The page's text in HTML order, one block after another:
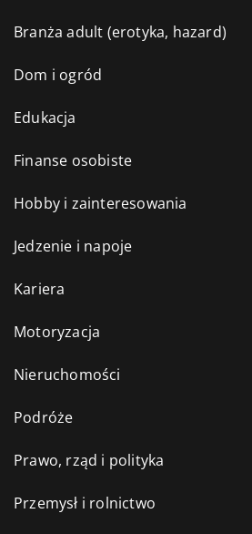
Branża adult (erotyka, hazard)
Dom i ogród
Edukacja
Finanse osobiste
Hobby i zainteresowania
Jedzenie i napoje
Kariera
Motoryzacja
Nieruchomości
Podróże
Prawo, rząd i polityka
Przemysł i rolnictwo